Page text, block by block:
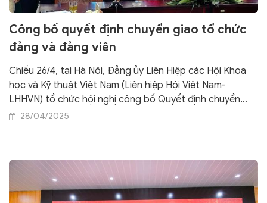
Công bố quyết định chuyển giao tổ chức
đảng và đảng viên
Chiều 26/4, tại Hà Nội, Đảng ủy Liên Hiệp các Hội Khoa
học và Kỹ thuật Việt Nam (Liên hiệp Hội Việt Nam-
LHHVN) tổ chức hội nghị công bố Quyết định chuyển
giao tổ chức đảng và đảng viên của Chi bộ Hội Đông y
ngày 24 tháng 1 năm 2025 của Bộ Chính trị về thành lập
Đảng bộ Mặt trận Tổ quốc, các đoàn thể Trung ương.
28/04/2025